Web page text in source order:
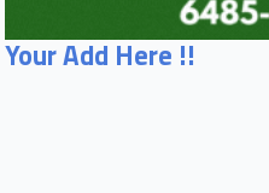
Your Add Here !!